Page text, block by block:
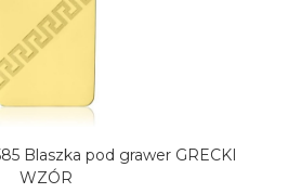
Blaszka pod grawer GRECKI
WZÓR